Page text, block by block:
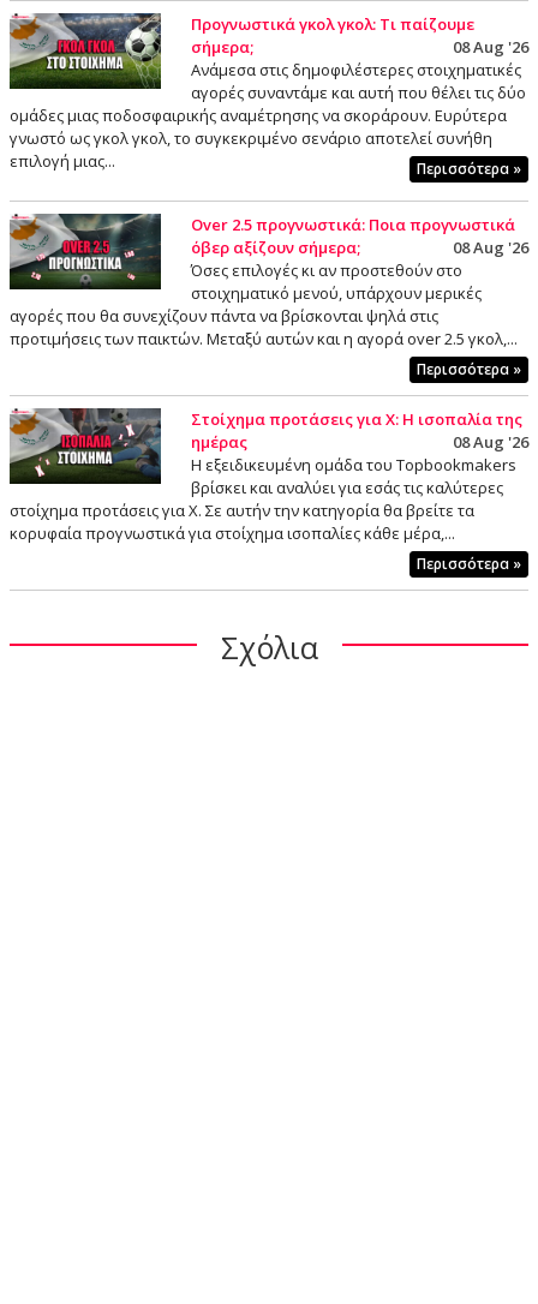
Προγνωστικά γκολ γκολ: Τι παίζουμε
σήμερα;
08 Aug '26
Ανάμεσα στις δημοφιλέστερες στοιχηματικές
αγορές συναντάμε και αυτή που θέλει τις δύο
ομάδες μιας ποδοσφαιρικής αναμέτρησης να σκοράρουν. Ευρύτερα
γνωστό ως γκολ γκολ, το συγκεκριμένο σενάριο αποτελεί συνήθη
επιλογή μιας...
Περισσότερα »
Over 2.5 προγνωστικά: Ποια προγνωστικά
όβερ αξίζουν σήμερα;
08 Aug '26
Όσες επιλογές κι αν προστεθούν στο
στοιχηματικό μενού, υπάρχουν μερικές
αγορές που θα συνεχίζουν πάντα να βρίσκονται ψηλά στις
προτιμήσεις των παικτών. Μεταξύ αυτών και η αγορά over 2.5 γκολ,...
Περισσότερα »
Στοίχημα προτάσεις για Χ: Η ισοπαλία της
ημέρας
08 Aug '26
Η εξειδικευμένη ομάδα του Topbookmakers
βρίσκει και αναλύει για εσάς τις καλύτερες
στοίχημα προτάσεις για X. Σε αυτήν την κατηγορία θα βρείτε τα
κορυφαία προγνωστικά για στοίχημα ισοπαλίες κάθε μέρα,...
Περισσότερα »
Σχόλια